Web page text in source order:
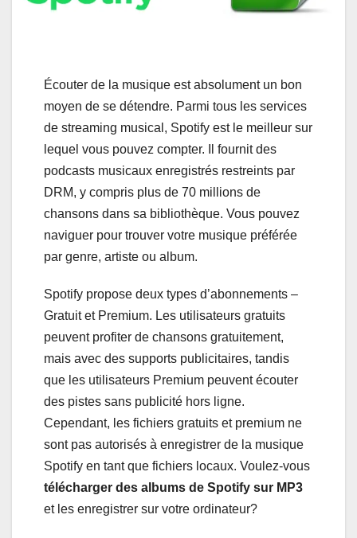
Écouter de la musique est absolument un bon
moyen de se détendre. Parmi tous les services
de streaming musical, Spotify est le meilleur sur
lequel vous pouvez compter. Il fournit des
podcasts musicaux enregistrés restreints par
DRM, y compris plus de 70 millions de
chansons dans sa bibliothèque. Vous pouvez
naviguer pour trouver votre musique préférée
par genre, artiste ou album.
Spotify propose deux types d’abonnements –
Gratuit et Premium. Les utilisateurs gratuits
peuvent profiter de chansons gratuitement,
mais avec des supports publicitaires, tandis
que les utilisateurs Premium peuvent écouter
des pistes sans publicité hors ligne.
Cependant, les fichiers gratuits et premium ne
sont pas autorisés à enregistrer de la musique
Spotify en tant que fichiers locaux. Voulez-vous
télécharger des albums de Spotify sur MP3
et les enregistrer sur votre ordinateur?